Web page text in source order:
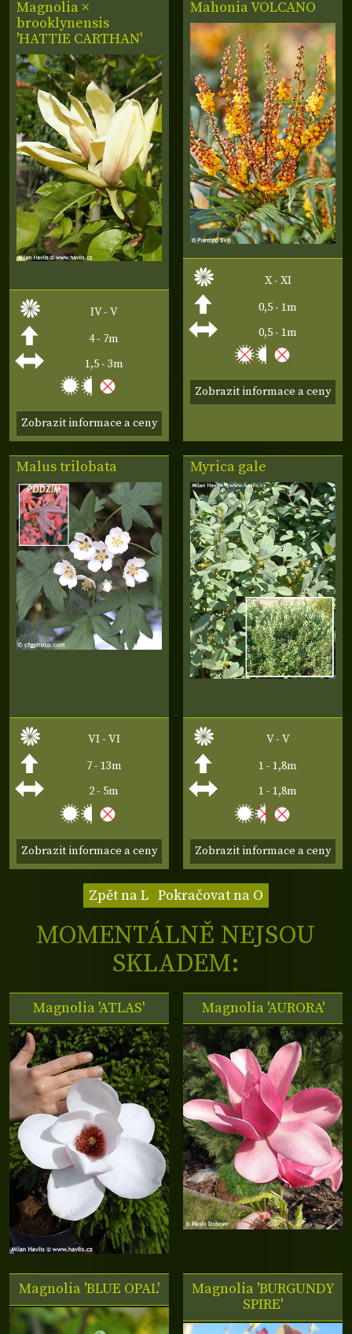
Magnolia ×
brooklynensis
'HATTIE CARTHAN'
IV - V
4 - 7m
1,5 - 3m
Zobrazit informace a ceny
MahoniaVOLCANO
X - XI
0,5 - 1m
0,5 - 1m
Zobrazit informace a ceny
Malus trilobata
VI - VI
7 - 13m
2 - 5m
Zobrazit informace a ceny
Myrica gale
V - V
1 - 1,8m
1 - 1,8m
Zobrazit informace a ceny
Zpět na L Pokračovat na O
MOMENTÁLNĚ NEJSOU
SKLADEM:
Magnolia 'ATLAS' Magnolia 'AURORA'
Magnolia 'BLUE OPAL'
Magnolia 'BURGUNDY
SPIRE'